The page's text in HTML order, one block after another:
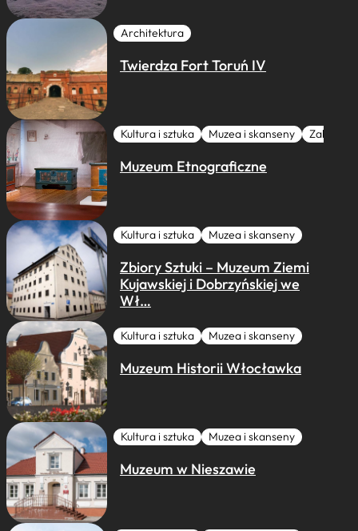
Architektura
Twierdza Fort Toruń IV
Kultura i sztuka Muzea i skanseny Zabytki I
Muzeum Etnograficzne
Kultura i sztuka Muzea i skanseny
Zbiory Sztuki – Muzeum Ziemi
Kujawskiej i Dobrzyńskiej we
Wł…
Kultura i sztuka Muzea i skanseny
Muzeum Historii Włocławka
Kultura i sztuka Muzea i skanseny
Muzeum w Nieszawie